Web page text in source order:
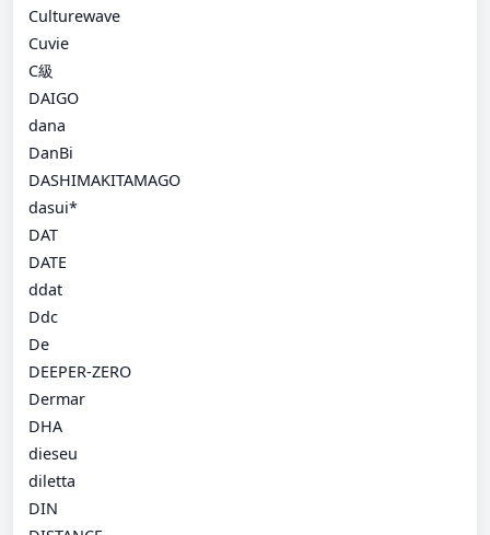
Culturewave
Cuvie
C級
DAIGO
dana
DanBi
DASHIMAKITAMAGO
dasui*
DAT
DATE
ddat
Ddc
De
DEEPER-ZERO
Dermar
DHA
dieseu
diletta
DIN